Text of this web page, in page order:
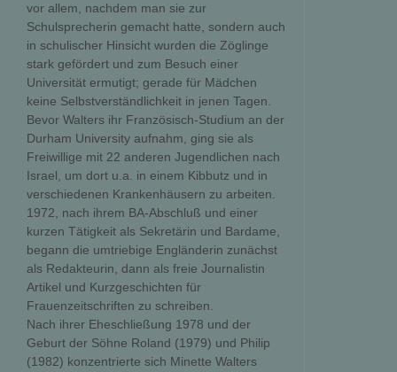
vor allem, nachdem man sie zur
Schulsprecherin gemacht hatte, sondern auch
in schulischer Hinsicht wurden die Zöglinge
stark gefördert und zum Besuch einer
Universität ermutigt; gerade für Mädchen
keine Selbstverständlichkeit in jenen Tagen.
Bevor Walters ihr Französisch-Studium an der
Durham University aufnahm, ging sie als
Freiwillige mit 22 anderen Jugendlichen nach
Israel, um dort u.a. in einem Kibbutz und in
verschiedenen Krankenhäusern zu arbeiten.
1972, nach ihrem BA-Abschluß und einer
kurzen Tätigkeit als Sekretärin und Bardame,
begann die umtriebige Engländerin zunächst
als Redakteurin, dann als freie Journalistin
Artikel und Kurzgeschichten für
Frauenzeitschriften zu schreiben.
Nach ihrer Eheschließung 1978 und der
Geburt der Söhne Roland (1979) und Philip
(1982) konzentrierte sich Minette Walters